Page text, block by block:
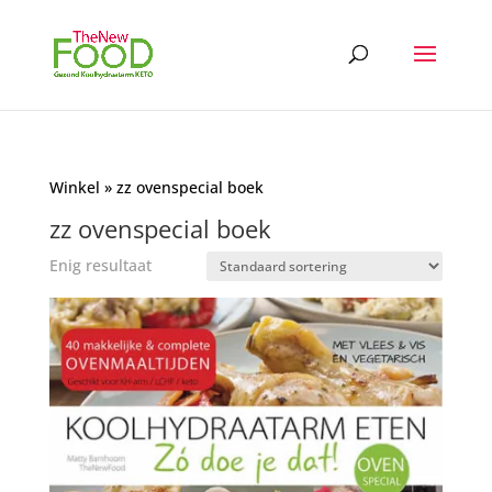
Winkel » zz ovenspecial boek
zz ovenspecial boek
Enig resultaat